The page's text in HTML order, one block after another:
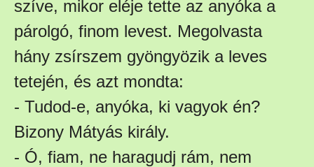
szíve, mikor eléje tette az anyóka a
párolgó, finom levest. Megolvasta
hány zsírszem gyöngyözik a leves
tetején, és azt mondta:
- Tudod-e, anyóka, ki vagyok én?
Bizony Mátyás király.
- Ó, fiam, ne haragudj rám, nem